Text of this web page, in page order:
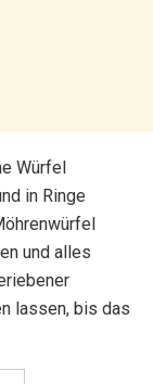
Würfel
in Ringe
und alles
lassen, bis das